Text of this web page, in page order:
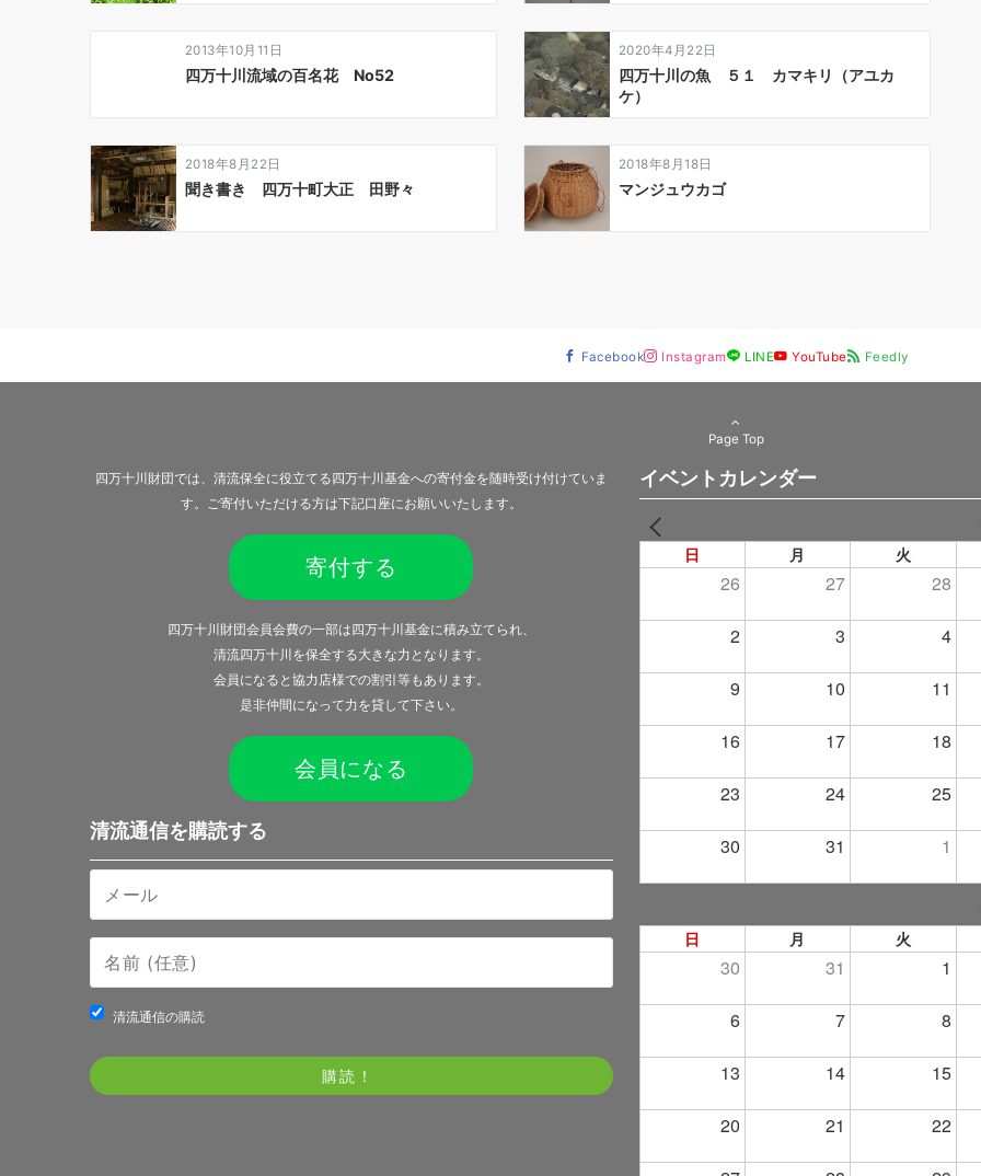
2013年10月11日
四万十川流域の百名花 No52
2020年4月22日
四万十川の魚 ５１ カマキリ（アユカ
ケ）
2018年8月22日
聞き書き 四万十町大正 田野々
2018年8月18日
マンジュウカゴ
Facebook Instagram LINE YouTube Feedly
Page Top
四万十川財団では、清流保全に役立てる四万十川基金への寄付金を随時受け付けていま
す。ご寄付いただける方は下記口座にお願いいたします。
寄付する
四万十川財団会員会費の一部は四万十川基金に積み立てられ、
清流四万十川を保全する大きな力となります。
会員になると 協力店様での割引等もあります。
是非仲間になって力を貸して下さい。
会員になる
清流通信を購読する
清流通信の購読
イベントカレンダー
日 月 火
26 27 28
2 3 4
9 10 11
16 17 18
23 24 25
30 31 1
日 月 火
30 31 1
6 7 8
13 14 15
20 21 22